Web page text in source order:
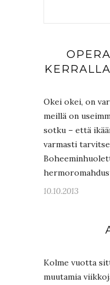
Okei okei, on
meillä on
sotku – että
varmasti
10.10.2013
Kolme vuotta
muutamia